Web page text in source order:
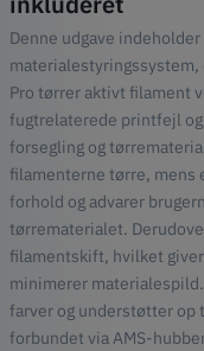
Denne udgave
Pro tørrer aktivt filament
fugtrelaterede printfejl
forsegling og
filamenterne tørre, mens
forhold og advarer
tørrematerialet.
filamentskift, hvilket
minimerer
farver og understøtter op
forbundet via AMS-